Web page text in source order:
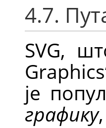
4.7.
SVG,
Graphics
је
графику